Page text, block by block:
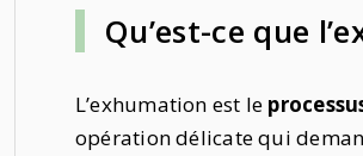
Qu’est-ce que
L’exhumation est le
opération délicate qui